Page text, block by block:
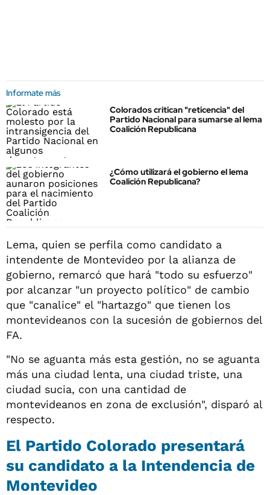
Informate más
Colorados critican "reticencia" del
Partido Nacional para sumarse al lema
Coalición Republicana
¿Cómo utilizará el gobierno el lema
Coalición Republicana?
Lema, quien se perfila como candidato a
intendente de Montevideo por la alianza de
gobierno, remarcó que hará "todo su esfuerzo"
por alcanzar "un proyecto político" de cambio
que "canalice" el "hartazgo" que tienen los
montevideanos con la sucesión de gobiernos del
FA.
"No se aguanta más esta gestión, no se aguanta
más una ciudad lenta, una ciudad triste, una
ciudad sucia, con una cantidad de
montevideanos en zona de exclusión", disparó al
respecto.
El Partido Colorado presentará
su candidato a la Intendencia de
Montevideo